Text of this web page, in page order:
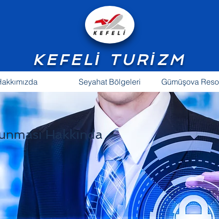
KEFELİ TURİZM
Seyahat Bölgeleri Gümüşova
KANUNU
Hakkında